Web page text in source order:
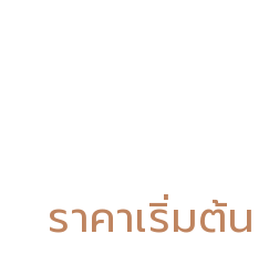
ราคาเริ่มต้